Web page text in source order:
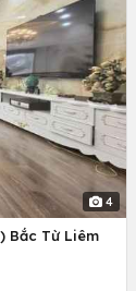
4
Bắc Từ Liêm